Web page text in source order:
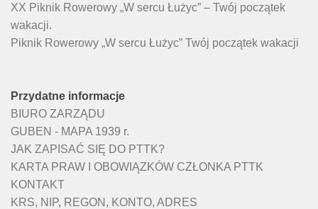
XX Piknik Rowerowy „W sercu Łużyc” – Twój początek
wakacji.
Piknik Rowerowy „W sercu Łużyc” Twój początek wakacji
Przydatne informacje
BIURO ZARZĄDU
GUBEN - MAPA 1939 r.
JAK ZAPISAĆ SIĘ DO PTTK?
KARTA PRAW I OBOWIĄZKÓW CZŁONKA PTTK
KONTAKT
KRS, NIP, REGON, KONTO, ADRES